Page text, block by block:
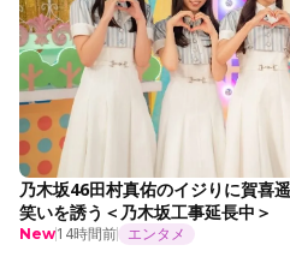
乃木坂46田村真佑のイジりに賀喜
笑いを誘う＜乃木坂工事延長中＞
New14時間前 エンタメ